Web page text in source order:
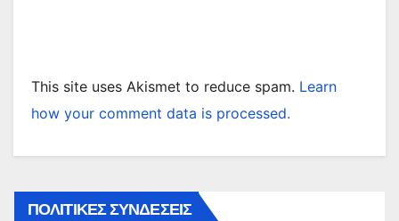
This site uses Akismet to reduce spam. Learn
how your comment data is processed.
ΠΟΛΙΤΙΚΕΣ ΣΥΝΔΕΣΕΙΣ